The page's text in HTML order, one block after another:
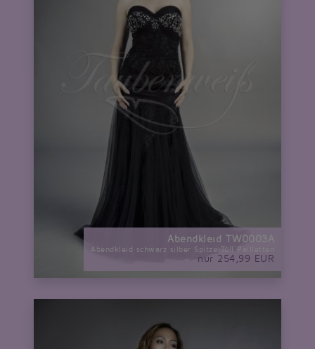
Abendkleid TW0003A
Abendkleid schwarz silber Spitze Tüll Pailletten
nur 254,99 EUR